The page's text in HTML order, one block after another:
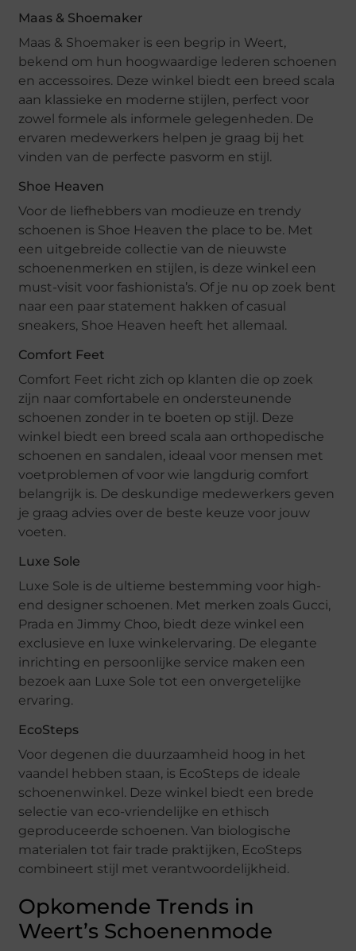
Maas & Shoemaker
Maas & Shoemaker is een begrip in Weert,
bekend om hun hoogwaardige lederen schoenen
en accessoires. Deze winkel biedt een breed scala
aan klassieke en moderne stijlen, perfect voor
zowel formele als informele gelegenheden. De
ervaren medewerkers helpen je graag bij het
vinden van de perfecte pasvorm en stijl.
Shoe Heaven
Voor de liefhebbers van modieuze en trendy
schoenen is Shoe Heaven the place to be. Met
een uitgebreide collectie van de nieuwste
schoenenmerken en stijlen, is deze winkel een
must-visit voor fashionista’s. Of je nu op zoek bent
naar een paar statement hakken of casual
sneakers, Shoe Heaven heeft het allemaal.
Comfort Feet
Comfort Feet richt zich op klanten die op zoek
zijn naar comfortabele en ondersteunende
schoenen zonder in te boeten op stijl. Deze
winkel biedt een breed scala aan orthopedische
schoenen en sandalen, ideaal voor mensen met
voetproblemen of voor wie langdurig comfort
belangrijk is. De deskundige medewerkers geven
je graag advies over de beste keuze voor jouw
voeten.
Luxe Sole
Luxe Sole is de ultieme bestemming voor high-
end designer schoenen. Met merken zoals Gucci,
Prada en Jimmy Choo, biedt deze winkel een
exclusieve en luxe winkelervaring. De elegante
inrichting en persoonlijke service maken een
bezoek aan Luxe Sole tot een onvergetelijke
ervaring.
EcoSteps
Voor degenen die duurzaamheid hoog in het
vaandel hebben staan, is EcoSteps de ideale
schoenenwinkel. Deze winkel biedt een brede
selectie van eco-vriendelijke en ethisch
geproduceerde schoenen. Van biologische
materialen tot fair trade praktijken, EcoSteps
combineert stijl met verantwoordelijkheid.
Opkomende Trends in
Weert’s Schoenenmode